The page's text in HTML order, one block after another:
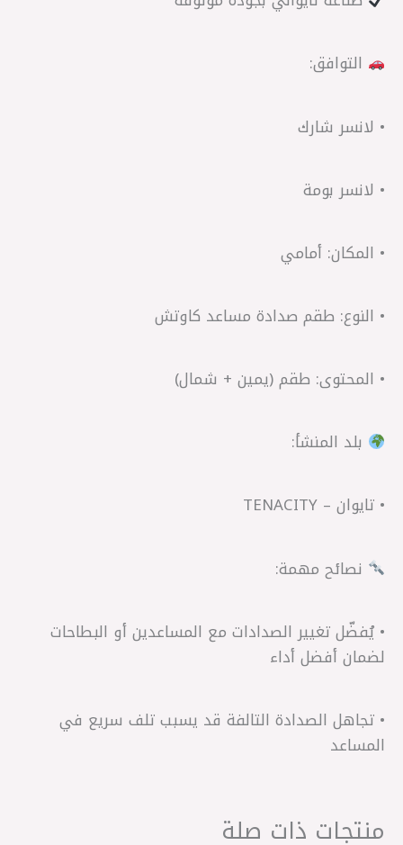
التوافق:
• لانسر شارك
• لانسر بومة
• المكان: أمامي
• النوع: طقم صدادة مساعد كاوتش
• المحتوى: طقم (يمين + شمال)
بلد المنشأ:
• تايوان – TENACITY
نصائح مهمة:
• يُفضّل تغيير الصدادات مع المساعدين أو البطاحات
لضمان أفضل أداء
• تجاهل الصدادة التالفة قد يسبب تلف سريع في
المساعد
منتجات ذات صلة